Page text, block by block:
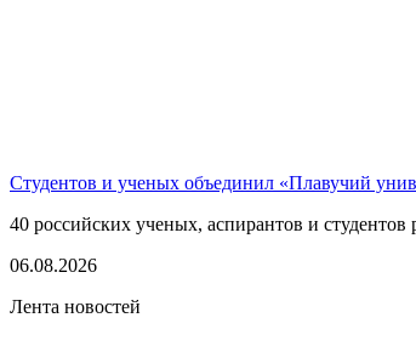
Студентов и ученых объединил «Плавучий
40 российских ученых, аспирантов и
06.08.2026
Лента новостей